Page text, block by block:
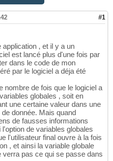
#1
, et il y a un
est lancé plus d'une fois par
dans le code de mon
par le logiciel a déja été
nombre de fois que le logiciel a
globales , soit en
une certaine valeur dans une
donnée. Mais quand
de fausses informations
de variables globales
l'utilisateur final ouvre à la fois
, et ainsi la variable globale
pas ce qui se passe dans